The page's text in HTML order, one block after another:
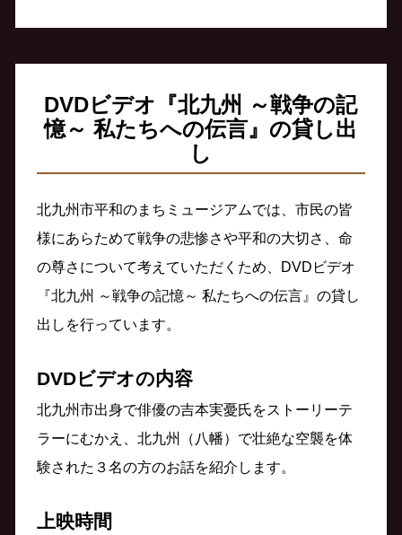
DVDビデオ『北九州 ～戦争の記
憶～ 私たちへの伝言』の貸し出
し
北九州市平和のまちミュージアムでは、市民の皆
様にあらためて戦争の悲惨さや平和の大切さ、命
の尊さについて考えていただくため、DVDビデオ
『北九州 ～戦争の記憶～ 私たちへの伝言』の貸し
出しを行っています。
DVDビデオの内容
北九州市出身で俳優の吉本実憂氏をストーリーテ
ラーにむかえ、北九州（八幡）で壮絶な空襲を体
験された３名の方のお話を紹介します。
上映時間